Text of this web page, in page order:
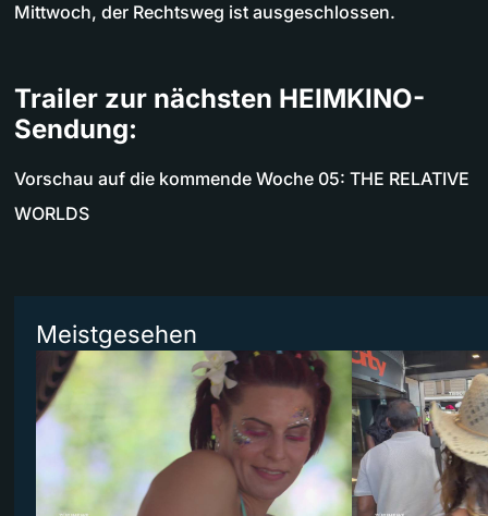
Mittwoch, der Rechtsweg ist ausgeschlossen.
Trailer zur nächsten HEIMKINO-
Sendung:
Vorschau auf die kommende Woche 05: THE RELATIVE
WORLDS
Meistgesehen